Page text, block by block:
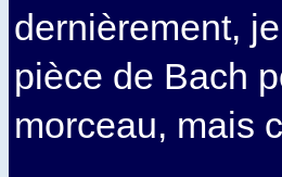
dernièrement,
pièce de Bach
morceau, mais